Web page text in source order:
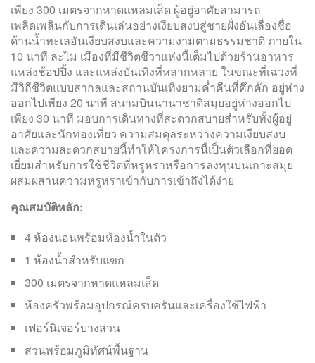
เพียง 300 เมตรจากหาดแหลมเส็ด ผู้อยู่อาศัยสามารถ
เพลิดเพลินกับการเดินเล่นอย่างเงียบสงบสู่ชายฝั่งอันเลื่องชื่อ
ด้านน้ำทะเลอันเงียบสงบและความงามตามธรรมชาติ ภายใน
10 นาที ละไม เมืองที่มีชีวิตชีวาแห่งนี้เต็มไปด้วยร้านอาหาร
แหล่งช้อปปิ้ง และแหล่งบันเทิงที่หลากหลาย ในขณะที่เฉวงที่
มีวิถีชีวิตแบบสากลและสถานบันเทิงยามค่ำคืนที่คึกคัก อยู่ห่าง
ออกไปเพียง 20 นาที สนามบินนานาชาติสมุยอยู่ห่างออกไป
เพียง 30 นาที มอบการเดินทางที่สะดวกสบายสำหรับทั้งผู้อยู่
อาศัยและนักท่องเที่ยว ความสมดุลระหว่างความเงียบสงบ
และความสะดวกสบายนี้ทำให้โครงการนี้เป็นตัวเลือกที่ยอด
เยี่ยมสำหรับการใช้ชีวิตที่หรูหราหรือการลงทุนบนเกาะสมุย
ผสมผสานความหรูหราเข้ากับการเข้าถึงได้ง่าย
คุณสมบัติหลัก:
4 ห้องนอนพร้อมห้องน้ำในตัว
1 ห้องน้ำสำหรับแขก
300 เมตรจากหาดแหลมเส็ด
ห้องครัวพร้อมอุปกรณ์ครบครันและเครื่องใช้ไฟฟ้า
เฟอร์นิเจอร์บางส่วน
สวนพร้อมภูมิทัศน์พื้นฐาน